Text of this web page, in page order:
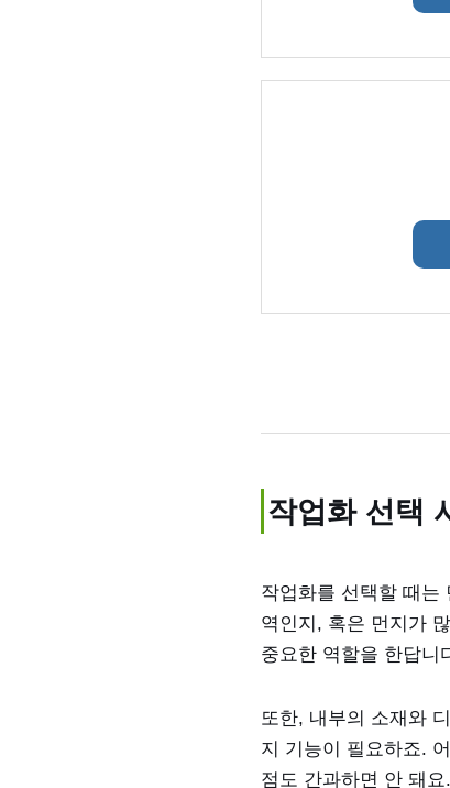
작업화 선택
작업화를 선택할 때는
역인지, 혹은 먼지가
중요한 역할을 한답니
또한, 내부의 소재와
지 기능이 필요하죠.
점도 간과하면 안 돼요.